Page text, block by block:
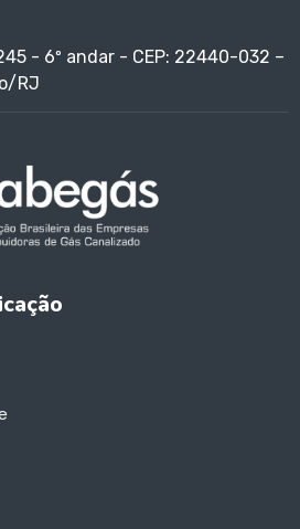
- 6º andar - CEP: 22440-032 –
RJ